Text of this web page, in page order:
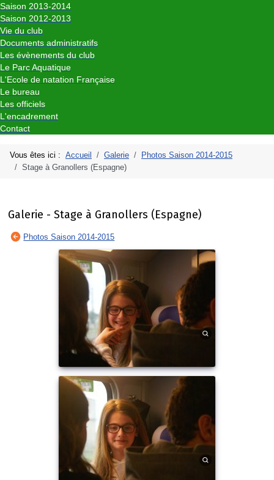
Saison 2013-2014
Saison 2012-2013
Vie du club
Documents administratifs
Les évènements du club
Le Parc Aquatique
L'Ecole de natation Française
Le bureau
Les officiels
L'encadrement
Contact
Vous êtes ici : Accueil Galerie
Photos Saison 2014-2015
Stage à Granollers (Espagne)
Galerie - Stage à Granollers (Espagne)
Photos Saison 2014-2015